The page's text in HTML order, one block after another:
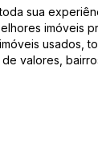
sua
imóveis
usados,
valores,
casas,